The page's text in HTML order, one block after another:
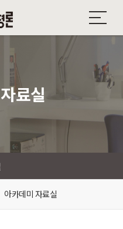
료실
아카데미 자료실